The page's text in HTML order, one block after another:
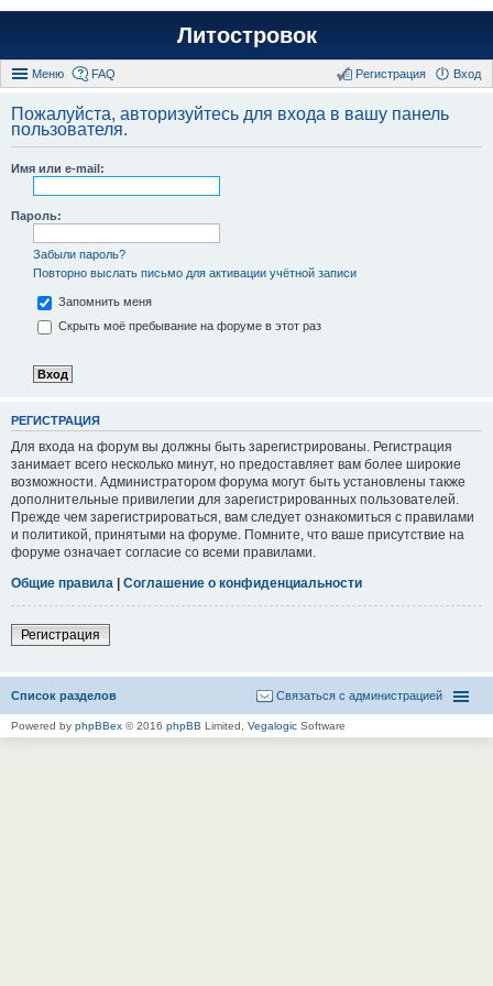
Литостровок
Меню FAQ Вход
Регистрация
Пожалуйста, авторизуйтесь для входа в вашу панель
пользователя.
Имя или e-mail:
Пароль:
Забыли пароль?
Повторно выслать письмо для активации учётной записи
Запомнить меня
Скрыть моё пребывание на форуме в этот раз
РЕГИСТРАЦИЯ
Для входа на форум вы должны быть зарегистрированы. Регистрация
занимает всего несколько минут, но предоставляет вам более широкие
возможности. Администратором форума могут быть установлены также
дополнительные привилегии для зарегистрированных пользователей.
Прежде чем зарегистрироваться, вам следует ознакомиться с правилами
и политикой, принятыми на форуме. Помните, что ваше присутствие на
форуме означает согласие со всеми правилами.
Общие правила | Соглашение о конфиденциальности
Регистрация
Список разделов Связаться с администрацией
Powered by phpBBex © 2016 phpBB Limited, Vegalogic Software